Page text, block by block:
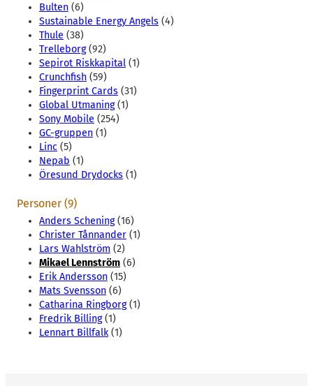
Bulten (6)
Sustainable Energy Angels (4)
Thule (38)
Trelleborg(92)
Sepirot Riskkapital (1)
Crunchfish (59)
Fingerprint Cards (31)
Global Utmaning(1)
Sony Mobile (254)
GC-gruppen (1)
Linc (5)
Nepab (1)
Öresund Drydocks (1)
Personer (9)
Anders Schening(16)
Christer Tånnander (1)
Lars Wahlström (2)
Mikael Lennström (6)
Erik Andersson (15)
Mats Svensson (6)
Catharina Ringborg(1)
Fredrik Billing(1)
Lennart Billfalk(1)